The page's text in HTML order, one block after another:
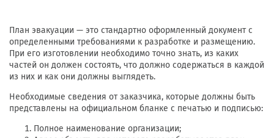
План эвакуации — это стандартно оформленный документ с
определенными требованиями к разработке и размещению.
При его изготовлении необходимо точно знать, из каких
частей он должен состоять, что должно содержаться в каждой
из них и как они должны выглядеть.
Необходимые сведения от заказчика, которые должны быть
представлены на официальном бланке с печатью и подписью:
Полное наименование организации;